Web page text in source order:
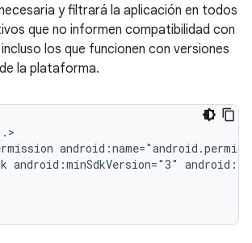
y filtrará la aplicación en todos
que no informen compatibilidad con
los que funcionen con versiones
la plataforma.
android:minSdkVersion="3"